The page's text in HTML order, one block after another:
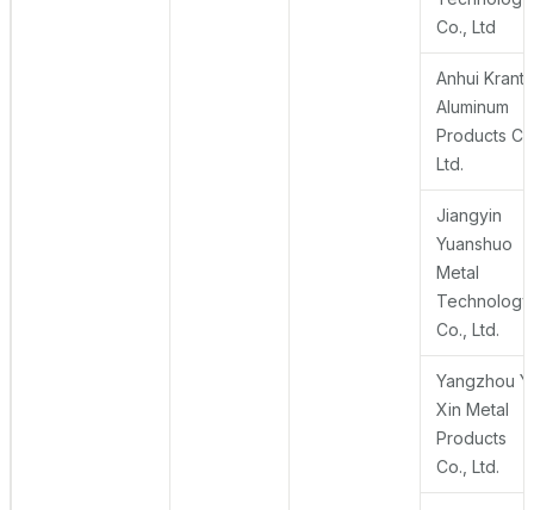
Co., Ltd
Anhui Krant
Aluminum
Products
Ltd.
Jiangyin
Yuanshuo
Metal
Technology
Co., Ltd.
Yangzhou
Xin Metal
Products
Co., Ltd.